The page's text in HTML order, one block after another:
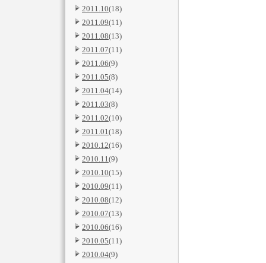
2011.10(18)
2011.09(11)
2011.08(13)
2011.07(11)
2011.06(9)
2011.05(8)
2011.04(14)
2011.03(8)
2011.02(10)
2011.01(18)
2010.12(16)
2010.11(9)
2010.10(15)
2010.09(11)
2010.08(12)
2010.07(13)
2010.06(16)
2010.05(11)
2010.04(9)